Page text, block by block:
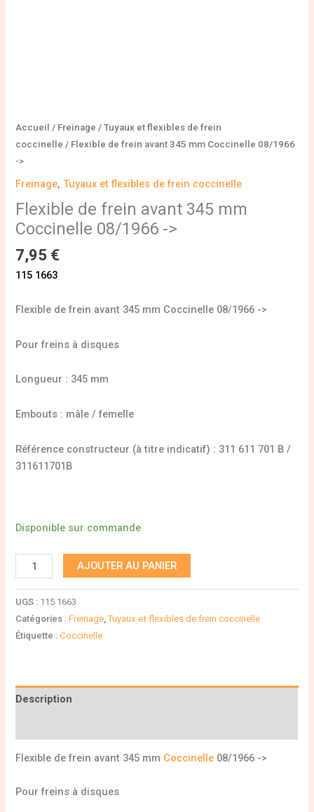
Accueil / Freinage /Tuyaux et flexibles de frein
coccinelle / Flexible de frein avant 345 mm Coccinelle 08/1966
->
Freinage,Tuyaux et flexibles de frein coccinelle
Flexible de frein avant 345 mm
Coccinelle 08/1966 ->
7,95 €
115 1663
Flexible de frein avant 345 mm Coccinelle 08/1966 ->
Pour freins à disques
Longueur : 345 mm
Embouts : mâle / femelle
Référence constructeur (à titre indicatif) : 311 611 701 B /
311611701B
Disponible sur commande
AJOUTER AU PANIER
UGS : 115 1663
Catégories :Freinage,Tuyaux et flexibles de frein coccinelle
Étiquette :Coccinelle
Description
Flexible de frein avant 345 mm Coccinelle 08/1966 ->
Pour freins à disques